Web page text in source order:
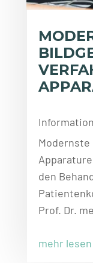
Modernste
den
Prof. Dr.
mehr lesen